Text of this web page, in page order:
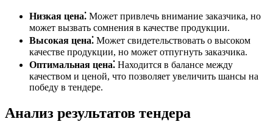
Низкая цена⁚ Может привлечь внимание заказчика, но
может вызвать сомнения в качестве продукции.
Высокая цена⁚ Может свидетельствовать о высоком
качестве продукции, но может отпугнуть заказчика.
Оптимальная цена⁚ Находится в балансе между
качеством и ценой, что позволяет увеличить шансы на
победу в тендере.
Анализ результатов тендера